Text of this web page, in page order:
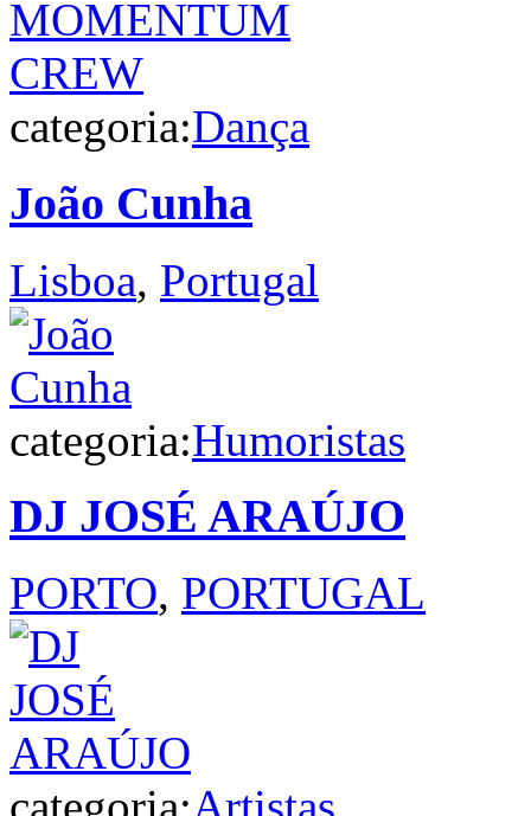
categoria:Dança
João Cunha
Lisboa, Portugal
categoria:Humoristas
DJ JOSÉ ARAÚJO
PORTO, PORTUGAL